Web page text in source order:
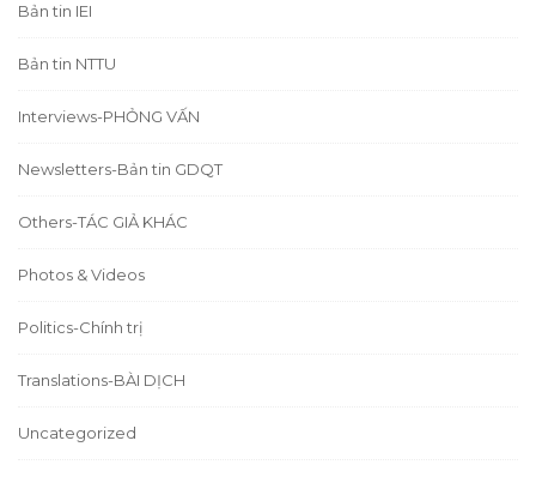
Bản tin IEI
Bản tin NTTU
Interviews-PHỎNG VẤN
Newsletters-Bản tin GDQT
Others-TÁC GIẢ KHÁC
Photos & Videos
Politics-Chính trị
Translations-BÀI DỊCH
Uncategorized